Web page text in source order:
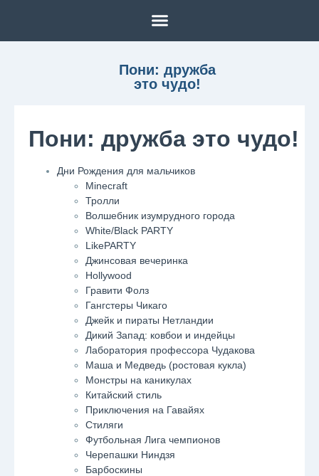
Пони: дружба
это чудо!
Пони: дружба это чудо!
Дни Рождения для мальчиков
Minecraft
Тролли
Волшебник изумрудного города
White/Black PARTY
LikePARTY
Джинсовая вечеринка
Hollywood
Гравити Фолз
Гангстеры Чикаго
Джейк и пираты Нетландии
Дикий Запад: ковбои и индейцы
Лаборатория профессора Чудакова
Маша и Медведь (ростовая кукла)
Монстры на каникулах
Китайский стиль
Приключения на Гавайях
Стиляги
Футбольная Лига чемпионов
Черепашки Ниндзя
Барбоскины